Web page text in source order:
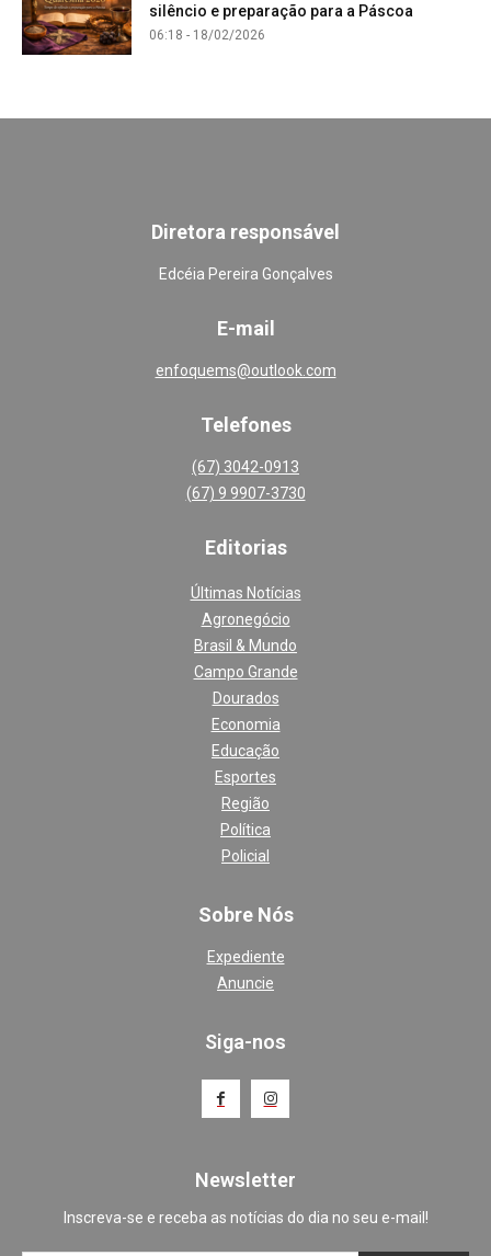
silêncio e preparação para a Páscoa
06:18 - 18/02/2026
Diretora responsável
Edcéia Pereira Gonçalves
E-mail
enfoquems@outlook.com
Telefones
(67) 3042-0913
(67) 9 9907-3730
Editorias
Últimas Notícias
Agronegócio
Brasil & Mundo
Campo Grande
Dourados
Economia
Educação
Esportes
Região
Política
Policial
Sobre Nós
Expediente
Anuncie
Siga-nos
Newsletter
Inscreva-se e receba as notícias do dia no seu e-mail!